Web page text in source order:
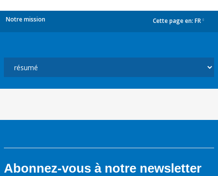
Notre mission Cette page en: FR
Abonnez-vous à notre newsletter